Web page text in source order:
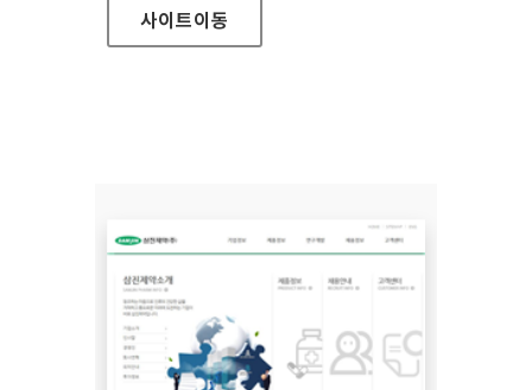
사이트이동